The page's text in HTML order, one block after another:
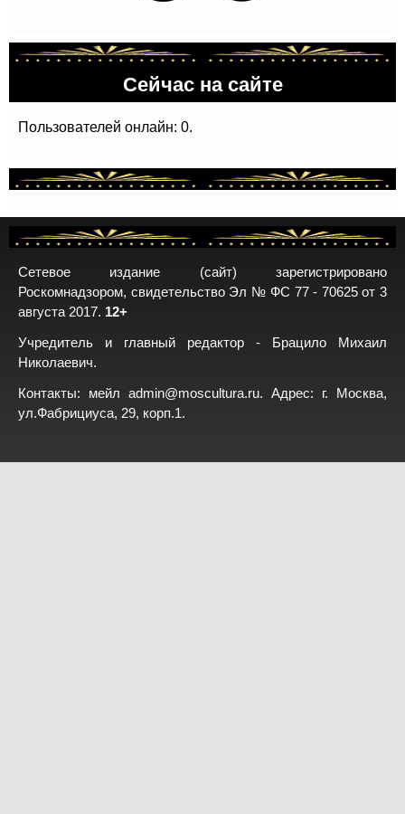
Сейчас на сайте
Пользователей онлайн: 0.
Сетевое издание (сайт) зарегистрировано
Роскомнадзором, свидетельство Эл № ФС 77 - 70625 от 3
августа 2017. 12+
Учредитель и главный редактор - Брацило Михаил
Николаевич.
Контакты: мейл admin@moscultura.ru. Адрес: г. Москва,
ул.Фабрициуса, 29, корп.1.